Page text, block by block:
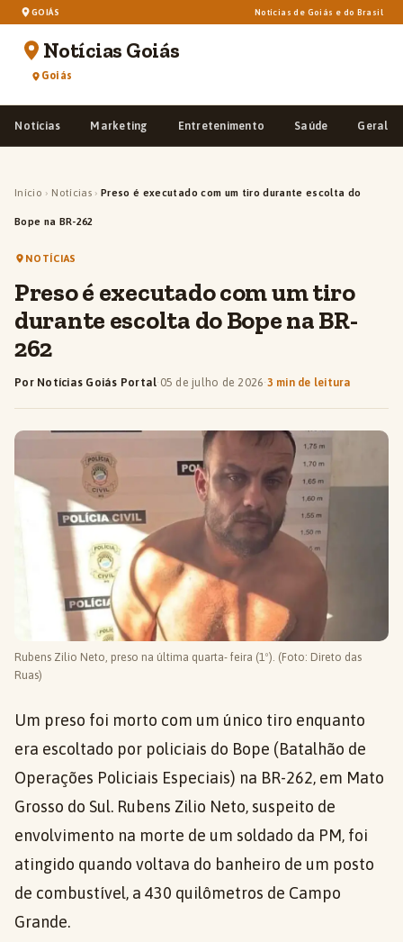
GOIÁS Notícias de Goiás e do Brasil
Notícias Goiás
Goiás
Notícias Marketing Entretenimento Saúde Geral
Início › Notícias › Preso é executado com um tiro durante escolta do
Bope na BR-262
NOTÍCIAS
Preso é executado com um tiro
durante escolta do Bope na BR-
262
Por Notícias Goiás Portal· 05 de julho de 2026·3 min de leitura
Rubens Zilio Neto, preso na última quarta- feira (1º). (Foto: Direto das
Ruas)
Um preso foi morto com um único tiro enquanto
era escoltado por policiais do Bope (Batalhão de
Operações Policiais Especiais) na BR-262, em Mato
Grosso do Sul. Rubens Zilio Neto, suspeito de
envolvimento na morte de um soldado da PM, foi
atingido quando voltava do banheiro de um posto
de combustível, a 430 quilômetros de Campo
Grande.